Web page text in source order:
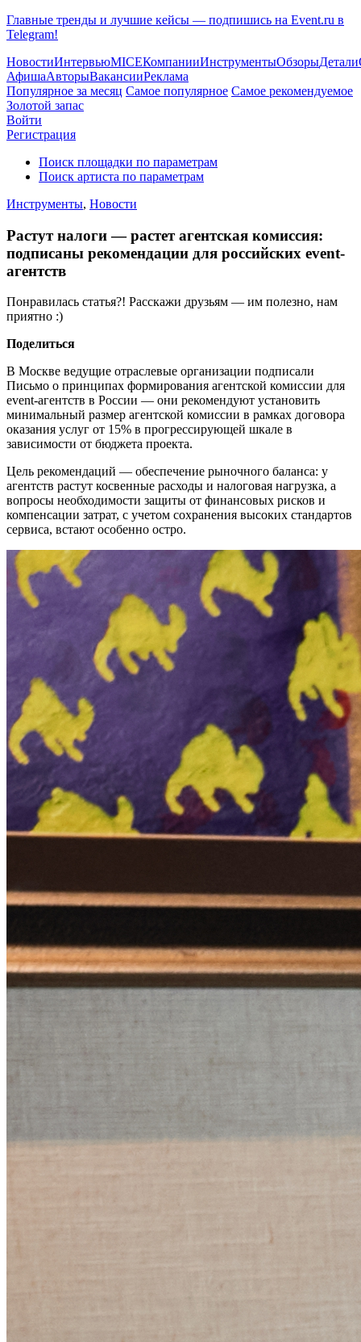
Главные тренды и лучшие кейсы — подпишись на Event.ru в
Telegram!
НовостиИнтервьюMICEКомпанииИнструментыОбзорыДетали
АфишаАвторыВакансииРеклама
Популярное за месяц Самое популярное Самое рекомендуемое
Золотой запас
Войти
Регистрация
Поиск площадки по параметрам
Поиск артиста по параметрам
Инструменты, Новости
Растут налоги — растет агентская комиссия:
подписаны рекомендации для российских event-
агентств
Понравилась статья?! Расскажи друзьям — им полезно, нам
приятно :)
Поделиться
В Москве ведущие отраслевые организации подписали
Письмо о принципах формирования агентской комиссии для
event-агентств в России — они рекомендуют установить
минимальный размер агентской комиссии в рамках договора
оказания услуг от 15% в прогрессирующей шкале в
зависимости от бюджета проекта.
Цель рекомендаций — обеспечение рыночного баланса: у
агентств растут косвенные расходы и налоговая нагрузка, а
вопросы необходимости защиты от финансовых рисков и
компенсации затрат, с учетом сохранения высоких стандартов
сервиса, встают особенно остро.